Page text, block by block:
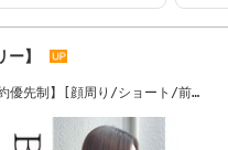
ー】
優先制】[顔周り/ショート/前髪